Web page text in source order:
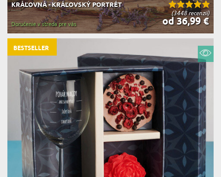
(3448 recenzií)
KRÁĽOVNÁ - KRÁĽOVSKÝ PORTRÉT
od 36,99 €
Doručenie v streda pre vás
BESTSELLER